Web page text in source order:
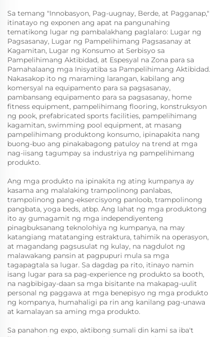
Sa temang "Innobasyon, Pag-uugnay, Berde, at Pagganap,"
itinatayo ng exponen ang apat na pangunahing
tematikong lugar ng pambalakhang paglalaro: Lugar ng
Pagsasanay, Lugar ng Pampelihimang Pagsasanay at
Kagamitan, Lugar ng Konsumo at Serbisyo sa
Pampelihimang Aktibidad, at Espesyal na Zona para sa
Pamahalaang mga Inisyatiba sa Pampelihimang Aktibidad.
Nakasakop ito ng maraming larangan, kabilang ang
komersyal na equipamento para sa pagsasanay,
pambansang equipamento para sa pagsasanay, home
fitness equipment, pampelihimang flooring, konstruksyon
ng pook, prefabricated sports facilities, pampelihimang
kagamitan, swimming pool equipment, at masang
pampelihimang produktong konsumo, ipinapakita nang
buong-buo ang pinakabagong patuloy na trend at mga
nag-iisang tagumpay sa industriya ng pampelihimang
produkto.
Ang mga produkto na ipinakita ng ating kumpanya ay
kasama ang malalaking trampolinong panlabas,
trampolinong pang-eksercisyong panloob, trampolinong
pangbata, yoga beds, atbp. Ang lahat ng mga produktong
ito ay gumagamit ng mga independiyenteng
pinagbuksanang teknolohiya ng kumpanya, na may
katangiang matatanging estraktura, tahimik na operasyon,
at magandang pagsusulat ng kulay, na nagdulot ng
malawakang pansin at pagpupuri mula sa mga
tagapagtala sa lugar. Sa dagdag pa rito, itinayo namin
isang lugar para sa pag-experience ng produkto sa booth,
na nagbibigay-daan sa mga bisitante na makapag-uulit
personal ng paggawa at mga benepisyo ng mga produkto
ng kompanya, humahaligi pa rin ang kanilang pag-unawa
at kamalayan sa aming mga produkto.
Sa panahon ng expo, aktibong sumali din kami sa iba't